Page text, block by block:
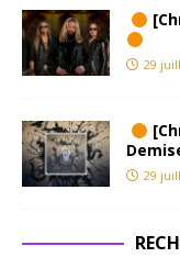
29
29